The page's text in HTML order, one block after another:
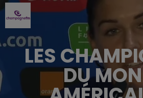
LES
DU